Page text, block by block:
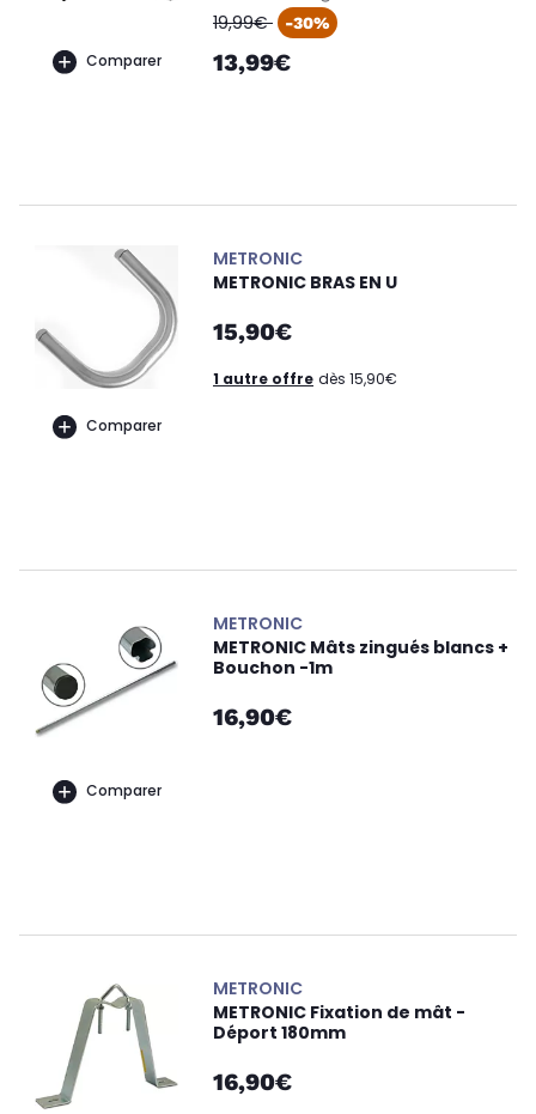
Comparer
oldPrice
19,99€ -30%
13,99€
Comparer
METRONIC
METRONIC BRAS EN U
15,90€
1 autre offre dès 15,90€
Comparer
METRONIC
METRONIC Mâts zingués blancs +
Bouchon -1m
16,90€
METRONIC
METRONIC Fixation de mât -
Déport 180mm
16,90€